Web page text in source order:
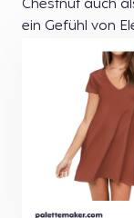
Chestnut auch
ein Gefühl von